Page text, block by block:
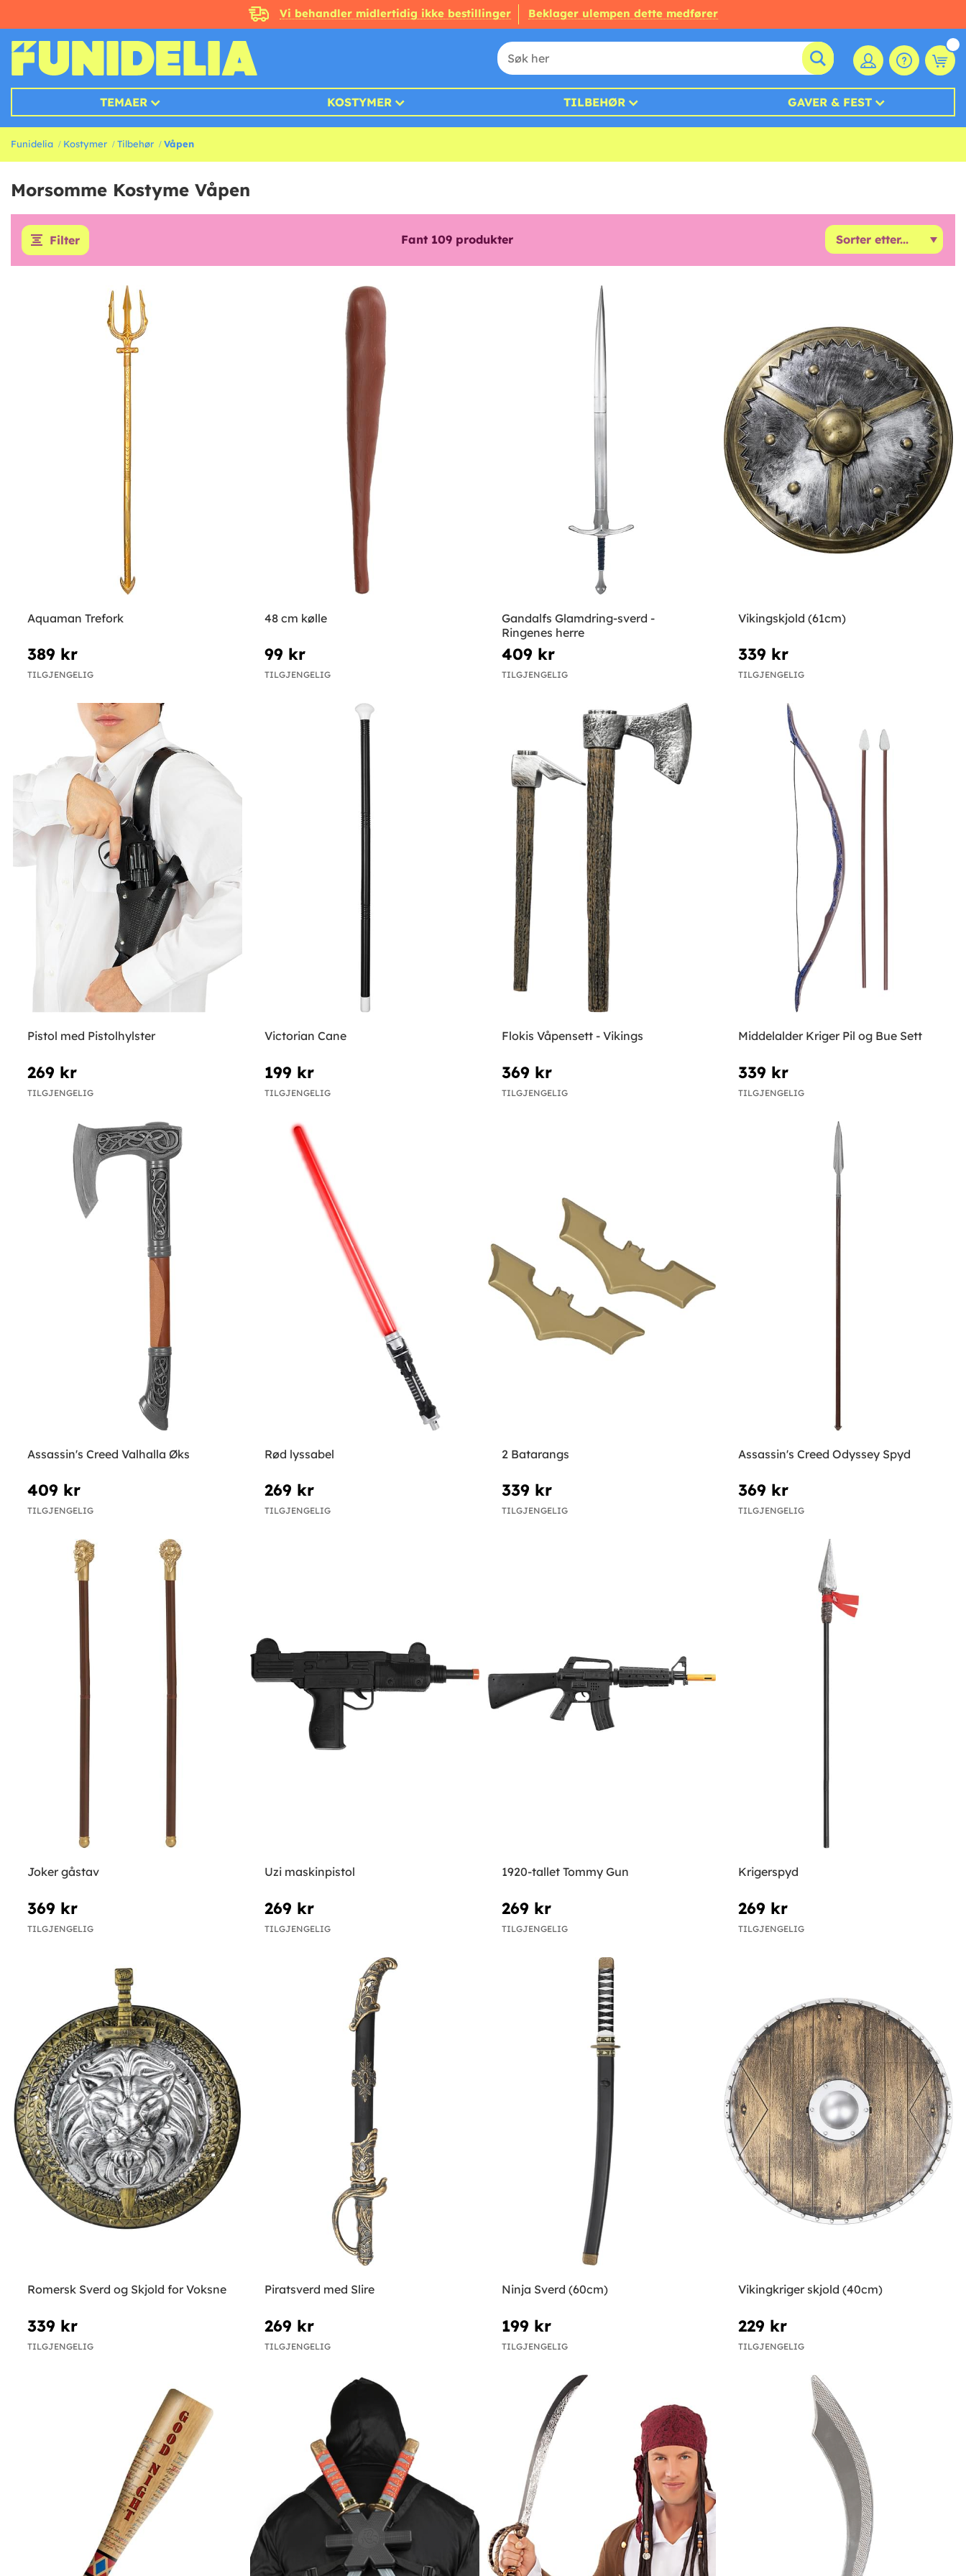
Vi behandler midlertidig ikke bestillinger Beklager ulempen dette medfører
TEMAER KOSTYMER TILBEHØR GAVER & FEST
Funidelia Kostymer Tilbehør Våpen
Morsomme Kostyme Våpen
Filter Fant 109 produkter
Aquaman Trefork
389 kr
TILGJENGELIG
48 cm kølle
99 kr
TILGJENGELIG
Gandalfs Glamdring-sverd -
Ringenes herre
409 kr
TILGJENGELIG
Vikingskjold (61cm)
339 kr
TILGJENGELIG
Pistol med Pistolhylster
269 kr
TILGJENGELIG
Victorian Cane
199 kr
TILGJENGELIG
Flokis Våpensett - Vikings
369 kr
TILGJENGELIG
Middelalder Kriger Pil og Bue Sett
339 kr
TILGJENGELIG
Assassin's Creed Valhalla Øks
409 kr
TILGJENGELIG
Rød lyssabel
269 kr
TILGJENGELIG
2 Batarangs
339 kr
TILGJENGELIG
Assassin's Creed Odyssey Spyd
369 kr
TILGJENGELIG
Joker gåstav
369 kr
TILGJENGELIG
Uzi maskinpistol
269 kr
TILGJENGELIG
1920-tallet Tommy Gun
269 kr
TILGJENGELIG
Krigerspyd
269 kr
TILGJENGELIG
Romersk Sverd og Skjold for Voksne
339 kr
TILGJENGELIG
Piratsverd med Slire
269 kr
TILGJENGELIG
Ninja Sverd (60cm)
199 kr
TILGJENGELIG
Vikingkriger skjold (40cm)
229 kr
TILGJENGELIG